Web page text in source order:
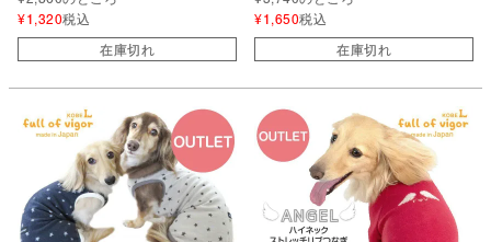
¥1,320税込
在庫切れ
¥1,650税込
在庫切れ